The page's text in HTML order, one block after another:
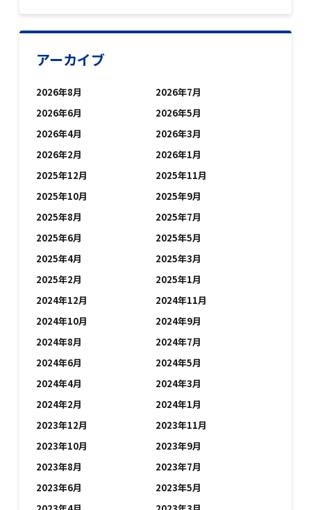
アーカイブ
2026年8月
2026年7月
2026年6月
2026年5月
2026年4月
2026年3月
2026年2月
2026年1月
2025年12月
2025年11月
2025年10月
2025年9月
2025年8月
2025年7月
2025年6月
2025年5月
2025年4月
2025年3月
2025年2月
2025年1月
2024年12月
2024年11月
2024年10月
2024年9月
2024年8月
2024年7月
2024年6月
2024年5月
2024年4月
2024年3月
2024年2月
2024年1月
2023年12月
2023年11月
2023年10月
2023年9月
2023年8月
2023年7月
2023年6月
2023年5月